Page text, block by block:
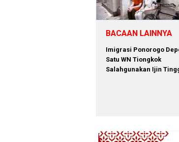
BACAAN LAINNYA
Imigrasi Ponorogo
Satu WN Tiongkok
Salahgunakan Ijin